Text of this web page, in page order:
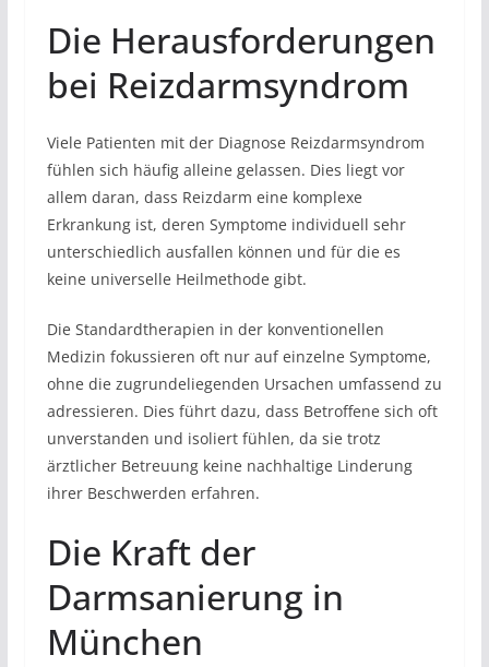
Die Herausforderungen
bei Reizdarmsyndrom
Viele Patienten mit der Diagnose Reizdarmsyndrom
fühlen sich häufig alleine gelassen. Dies liegt vor
allem daran, dass Reizdarm eine komplexe
Erkrankung ist, deren Symptome individuell sehr
unterschiedlich ausfallen können und für die es
keine universelle Heilmethode gibt.
Die Standardtherapien in der konventionellen
Medizin fokussieren oft nur auf einzelne Symptome,
ohne die zugrundeliegenden Ursachen umfassend zu
adressieren. Dies führt dazu, dass Betroffene sich oft
unverstanden und isoliert fühlen, da sie trotz
ärztlicher Betreuung keine nachhaltige Linderung
ihrer Beschwerden erfahren.
Die Kraft der
Darmsanierung in
München